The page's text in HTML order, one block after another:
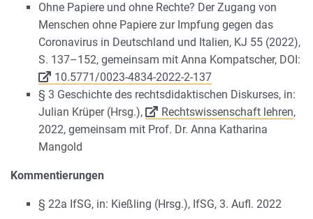
Ohne Papiere und ohne Rechte? Der Zugang von
Menschen ohne Papiere zur Impfung gegen das
Coronavirus in Deutschland und Italien, KJ 55 (2022),
S. 137–152, gemeinsam mit Anna Kompatscher, DOI:
10.5771/0023-4834-2022-2-137
§ 3 Geschichte des rechtsdidaktischen Diskurses, in:
Julian Krüper (Hrsg.),
Rechtswissenschaft lehren,
2022, gemeinsam mit Prof. Dr. Anna Katharina
Mangold
Kommentierungen
§ 22a IfSG, in: Kießling (Hrsg.), IfSG, 3. Aufl. 2022